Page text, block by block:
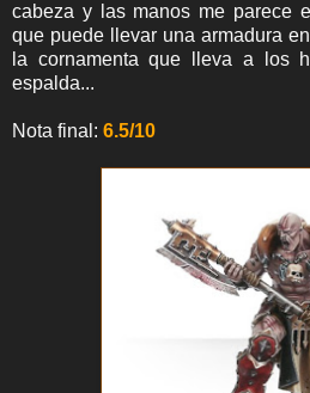
cabeza y las manos me parece
que puede llevar una armadura
la cornamenta que lleva a los
espalda...
Nota final: 6.5/10